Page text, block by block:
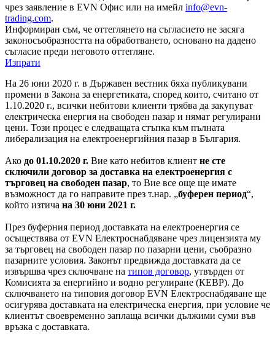
чрез заявление в EVN Офис или на имейл info@evn-
trading.com.
Информиран съм, че оттеглянето на съгласието не засяга
законосъобразността на обработването, основано на дадено
съгласие преди неговото оттегляне.
Изпрати
На 26 юни 2020 г. в Държавен вестник бяха публикувани
промени в Закона за енергетиката, според които, считано от
1.10.2020 г., всички небитови клиенти трябва да закупуват
електрическа енергия на свободен пазар и нямат регулирани
цени. Този процес е следващата стъпка към пълната
либерализация на електроенергийния пазар в България.
Ако до 01.10.2020 г. Вие като небитов клиент не сте
сключили договор за доставка на електроенергия с
търговец на свободен пазар, то Вие все още ще имате
възможност да го направите през т.нар. „буферен период“,
който изтича на 30 юни 2021 г.
През буферния период доставката на електроенергия се
осъществява от EVN Електроснабдяване чрез лицензията му
за търговец на свободен пазар по пазарни цени, съобразно
пазарните условия. Законът предвижда доставката да се
извършва чрез сключване на типов договор, утвърден от
Комисията за енергийно и водно регулиране (КЕВР). До
сключването на типовия договор EVN Електроснабдяване ще
осигурява доставката на електрическа енергия, при условие че
клиентът своевременно заплаща всички дължими суми във
връзка с доставката.